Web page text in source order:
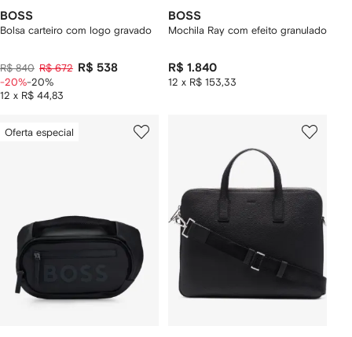
BOSS
Bolsa carteiro com logo gravado
R$ 840 R$ 672 R$ 538
12 x R$ 44,83
-20%-20%
BOSS
Mochila Ray com efeito granulado
R$ 1.840
12 x R$ 153,33
Oferta especial